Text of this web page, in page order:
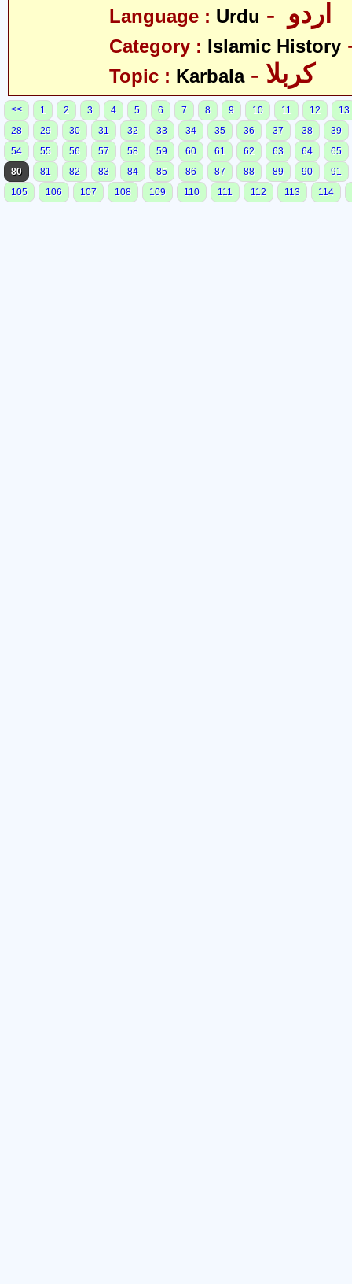
Language : Urdu
Category : Islamic History
Topic : Karbala - کربلا
<< 1 2 3 4 5 6 7 8 9 10 11 12
13
28
29 30 31 32 33 34 35 36 37 38
39
54
55 56 57 58 59 60 61 62 63 64
65
80
81 82 83 84 85 86 87 88 89 90
91
105
106 107 108 109 110 111 112 113 114